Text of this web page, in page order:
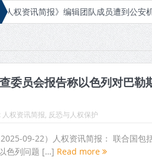
简报》编辑团队成员遭到公安机关传唤
委员会报告称以色列对巴勒
人权资讯简报 反恐与人权保护
09-22）人权资讯简报： 联合国包
色列问题 […] Read more